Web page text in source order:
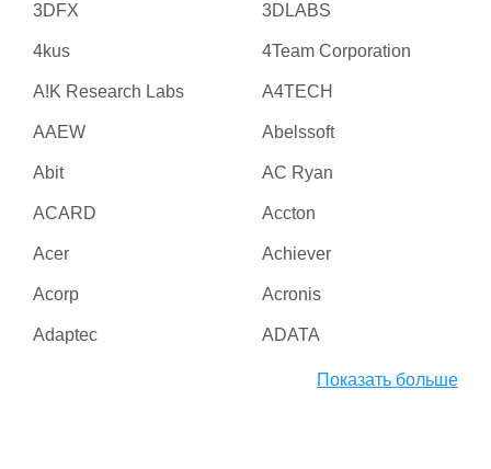
3DFX 3DLABS
4kus 4Team Corporation
A!K Research Labs A4TECH
AAEW Abelssoft
Abit AC Ryan
ACARD Accton
Acer Achiever
Acorp Acronis
Adaptec ADATA
Показать больше